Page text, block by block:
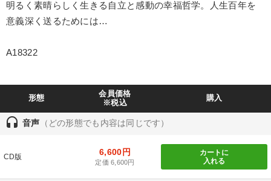
製造業 卸売・小売・飲食業
サービス
明るく素晴らしく生きる自立と感動の幸福哲学。人生百年を
意義深く送るためには…
A18322
形態
会員価格
※税込
購入
headset 音声 （どの形態でも内容は同じです）
CD版 6,600円
定価 6,600円
カートに
入れる